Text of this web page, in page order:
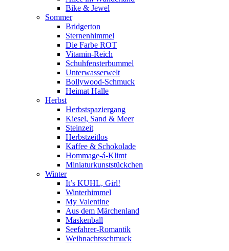
Bike & Jewel
Sommer
Bridgerton
Sternenhimmel
Die Farbe ROT
Vitamin-Reich
Schuhfensterbummel
Unterwasserwelt
Bollywood-Schmuck
Heimat Halle
Herbst
Herbstspaziergang
Kiesel, Sand & Meer
Steinzeit
Herbstzeitlos
Kaffee & Schokolade
Hommage-á-Klimt
Miniaturkunststückchen
Winter
It’s KUHL, Girl!
Winterhimmel
My Valentine
Aus dem Märchenland
Maskenball
Seefahrer-Romantik
Weihnachtsschmuck